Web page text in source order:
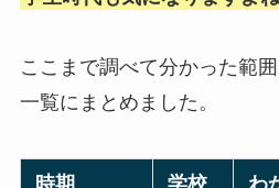
ここまで調べて分かった範
一覧にまとめました。